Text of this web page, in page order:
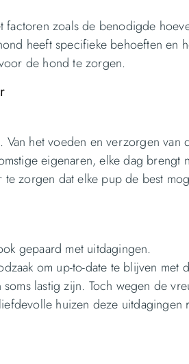
factoren zoals de benodigde
heeft specifieke behoeften en
de hond te zorgen.
het voeden en verzorgen van
eigenaren, elke dag brengt
zorgen dat elke pup de best
gepaard met uitdagingen.
om up-to-date te blijven met
lastig zijn. Toch wegen de
huizen deze uitdagingen